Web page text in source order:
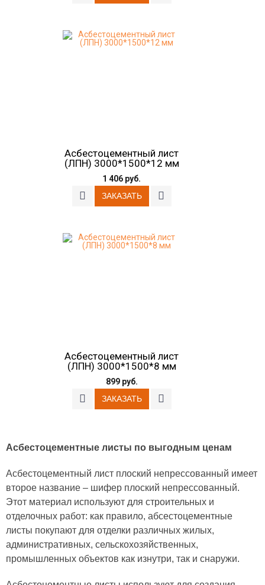
Асбестоцементный лист
(ЛПН) 3000*1500*12 мм
1 406 руб.
Асбестоцементный лист
(ЛПН) 3000*1500*8 мм
899 руб.
Асбестоцементные листы по выгодным ценам
Асбестоцементный лист плоский непрессованный имеет
второе название – шифер плоский непрессованный.
Этот материал используют для строительных и
отделочных работ: как правило, абсестоцементные
листы покупают для отделки различных жилых,
административных, сельскохозяйственных,
промышленных объектов как изнутри, так и снаружи.